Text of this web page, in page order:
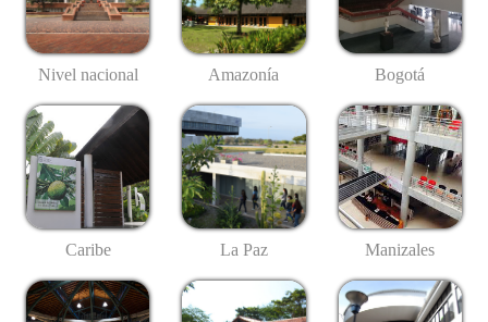
Nivel nacional Amazonía Bogotá
Caribe La Paz Manizales